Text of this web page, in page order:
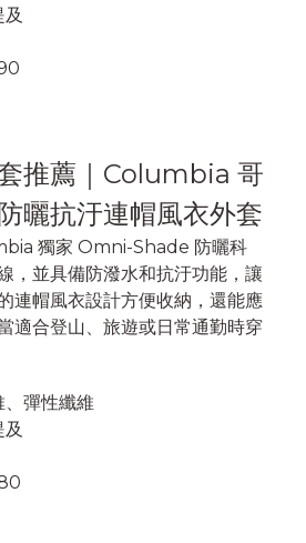
及
推薦｜Columbia 哥
曬抗汙連帽風衣外套
獨家 Omni-Shade 防曬科
，並具備防潑水和抗汙功能，讓
連帽風衣設計方便收納，還能應
適合登山、旅遊或日常通勤時穿
、彈性纖維
及